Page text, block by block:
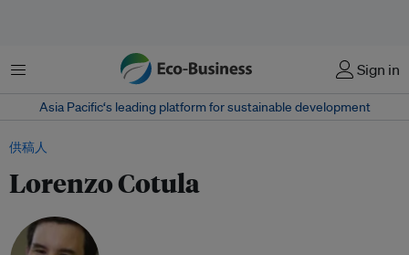
菜单 Sign in
Asia Pacific‘s leading platform for sustainable development
供稿人
Lorenzo Cotula